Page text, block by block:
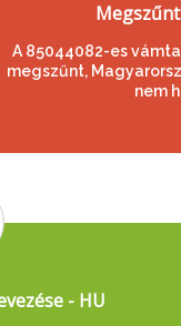
A 85044082-es
megszűnt,
nem
- HU